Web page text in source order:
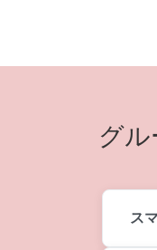
グ
ス